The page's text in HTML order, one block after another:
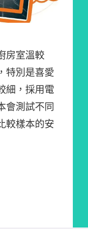
房室溫較
特別是喜愛
細，採用電
會測試不同
較樣本的安